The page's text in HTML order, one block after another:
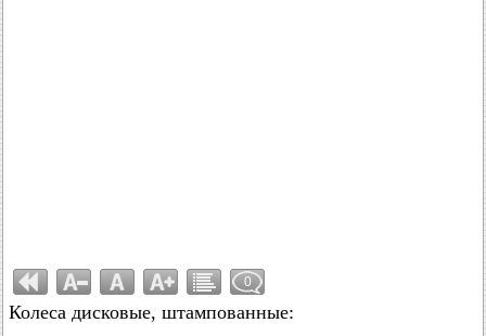
0
Колеса дисковые, штампованные: